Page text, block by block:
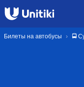
Билеты на автобусы 🚍